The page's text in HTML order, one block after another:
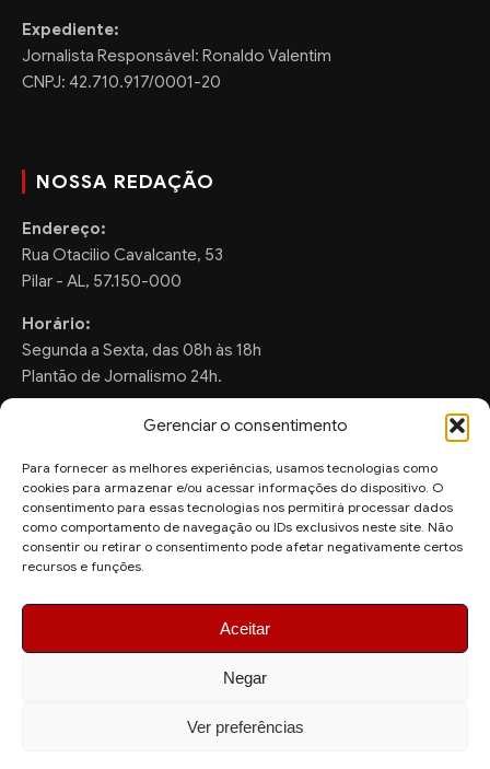
Gerenciar o consentimento
Para fornecer as melhores experiências, usamos tecnologias como
cookies para armazenar e/ou acessar informações do dispositivo. O
consentimento para essas tecnologias nos permitirá processar dados
como comportamento de navegação ou IDs exclusivos neste site. Não
consentir ou retirar o consentimento pode afetar negativamente certos
recursos e funções.
Aceitar
Negar
Ver preferências
Expediente:
Jornalista Responsável: Ronaldo Valentim
CNPJ: 42.710.917/0001-20
NOSSA REDAÇÃO
Endereço:
Rua Otacilio Cavalcante, 53
Pilar - AL, 57.150-000
Horário:
Segunda a Sexta, das 08h às 18h
Plantão de Jornalismo 24h.
FALE CONOSCO
Sugestões de Pauta:
ronaldo.valentim150@gmail.com
© 2026 AquiAgora - Todos os direitos reservados.